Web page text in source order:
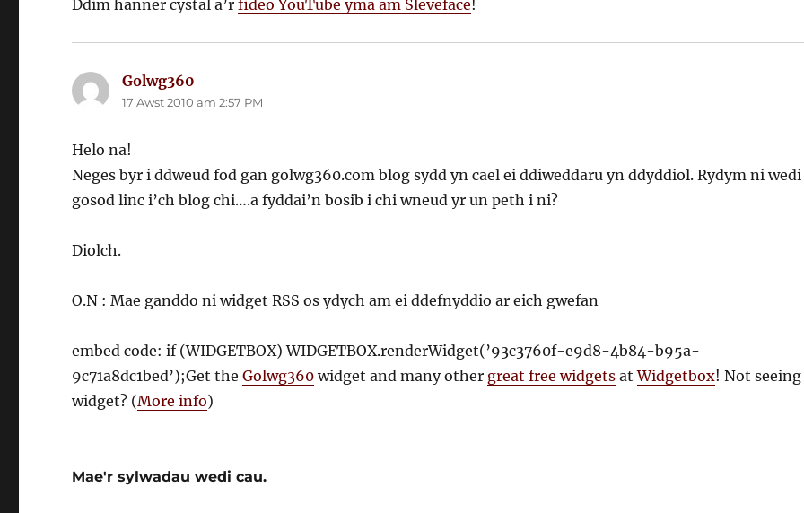
Ddim hanner cystal a’rfideo YouTube yma am Sleveface!
Golwg360
dweud:
17 Awst 2010 am 2:57 PM
Helo na!
Neges byr i ddweud fod gan golwg360.com blog sydd yn cael ei ddiweddaru yn ddyddiol. Rydym ni wedi
gosod linc i’ch blog chi….a fyddai’n bosib i chi wneud yr un peth i ni?
Diolch.
O.N : Mae ganddo ni widget RSS os ydych am ei ddefnyddio ar eich gwefan
embed code: if (WIDGETBOX) WIDGETBOX.renderWidget(’93c3760f-e9d8-4b84-b95a-
9c71a8dc1bed’);Get theGolwg360 widget and many other great free widgets atWidgetbox! Not seeing
widget? (More info)
Mae'r sylwadau wedi cau.